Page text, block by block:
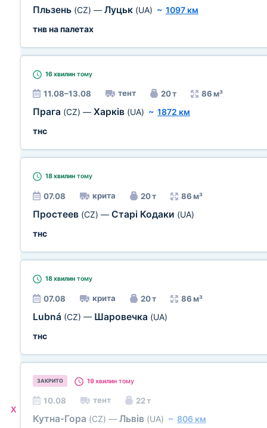
Пльзень (CZ) — Луцьк (UA) ~ 1097 км
тнв на палетах
16 хвилин тому
11.08–13.08 тент 20 т 86 м³
Прага (CZ) — Харків (UA) ~ 1872 км
тнс
18 хвилин тому
07.08 крита 20 т 86 м³
Простеев (CZ) — Старі Кодаки (UA)
тнс
18 хвилин тому
07.08 крита 20 т 86 м³
Lubná (CZ) — Шаровечка (UA)
тнс
X
ЗАКРИТО 19 хвилин тому
10.08 тент 22 т
Кутна-Гора (CZ) — Львів (UA) ~ 806 км